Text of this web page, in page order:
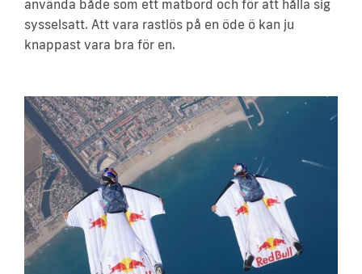
använda både som ett matbord och för att hålla sig
sysselsatt. Att vara rastlös på en öde ö kan ju
knappast vara bra för en.